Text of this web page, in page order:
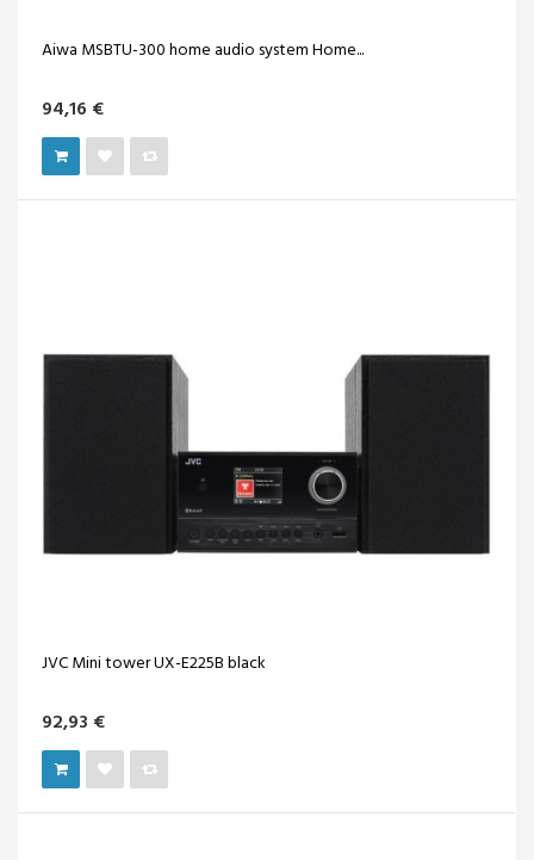
Aiwa MSBTU-300 home audio system Home...
94,16 €
JVC Mini tower UX-E225B black
92,93 €